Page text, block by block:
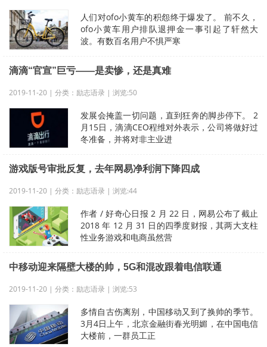
人们对ofo小黄车的积怨终于爆发了。 前不久，
ofo小黄车用户排队退押金一事引起了轩然大
波。有数百名用户不惧严寒
滴滴“官宣”巨亏——是卖惨，还是真难
2019-11-20 | 分类：励志语录 | 浏览:50
发展会掩盖一切问题，直到狂奔的脚步停下。 2
月15日，滴滴CEO程维对外表示，公司将做好过
冬准备，并将对非主业进
游戏版号审批反复，去年网易净利润下降四成
2019-11-20 | 分类：励志语录 | 浏览:44
作者 / 好奇心日报 2 月 22 日，网易公布了截止
2018 年 12 月 31 日的四季度财报，其两大支柱
性业务游戏和电商虽然营
中移动迎来隔壁大楼的帅，5G和混改跟着电信联通
2019-11-20 | 分类：励志语录 | 浏览:53
多情自古伤离别，中国移动又到了换帅的季节。
3月4日上午，北京金融街春光明媚，在中国电信
大楼前，一群员工正